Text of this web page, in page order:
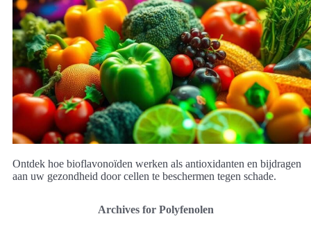
Ontdek hoe bioflavonoïden werken als antioxidanten en bijdragen
aan uw gezondheid door cellen te beschermen tegen schade.
Archives for Polyfenolen